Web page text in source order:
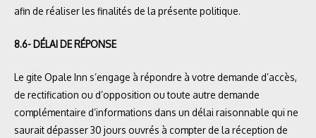
afin de réaliser les finalités de la présente politique.
8.6- DÉLAI DE RÉPONSE
Le gite Opale Inn s’engage à répondre à votre demande d’accès,
de rectification ou d’opposition ou toute autre demande
complémentaire d’informations dans un délai raisonnable qui ne
saurait dépasser 30 jours ouvrés à compter de la réception de